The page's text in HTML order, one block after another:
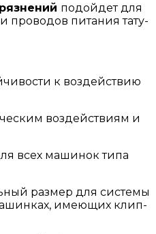
подойдет для
проводов питания тату-
к воздействию
воздействиям и
всех машинок типа
размер для системы
имеющих клип-